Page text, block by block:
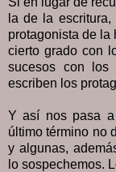
la de la
protagonista de la
cierto grado con
sucesos con
escriben los
Y así nos pasa
último término no
y algunas,
lo sospechemos.